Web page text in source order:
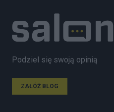
Podziel się swoją opinią
ZAŁÓŻ BLOG